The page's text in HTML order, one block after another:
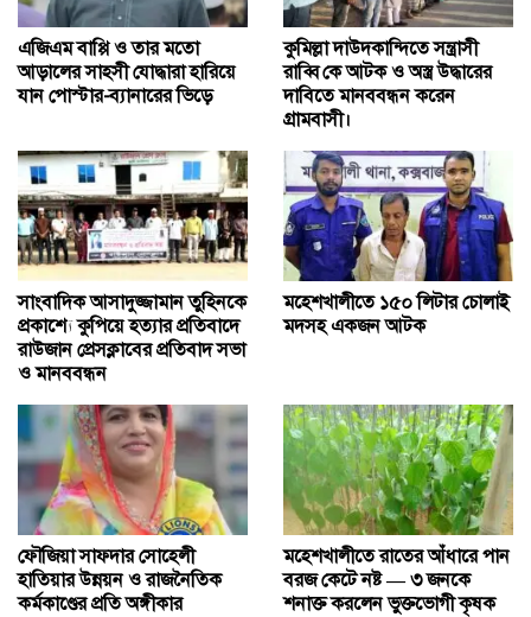
এজিএম বাপ্পি ও তার মতো
আড়ালের সাহসী যোদ্ধারা হারিয়ে
যান পোস্টার-ব্যানারের ভিড়ে
কুমিল্লা দাউদকান্দিতে সন্ত্রাসী
রাব্বি কে আটক ও অস্ত্র উদ্ধারের
দাবিতে মানববন্ধন করেন
গ্রামবাসী।
সাংবাদিক আসাদুজ্জামান তুহিনকে
প্রকাশ্যে কুপিয়ে হত্যার প্রতিবাদে
রাউজান প্রেসক্লাবের প্রতিবাদ সভা
ও মানববন্ধন
মহেশখালীতে ১৫০ লিটার চোলাই
মদসহ একজন আটক
ফৌজিয়া সাফদার সোহেলী
হাতিয়ার উন্নয়ন ও রাজনৈতিক
কর্মকাণ্ডের প্রতি অঙ্গীকার
মহেশখালীতে রাতের আঁধারে পান
বরজ কেটে নষ্ট — ৩ জনকে
শনাক্ত করলেন ভুক্তভোগী কৃষক